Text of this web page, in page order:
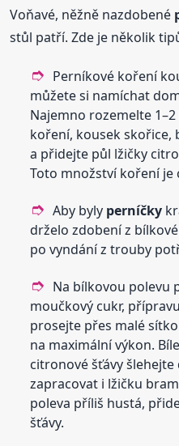
Voňavé, něžně nazdobené
stůl patří. Zde je několik
Perníkové koření
můžete si namíchat
Najemno rozemelte
koření, kousek skořice,
a přidejte půl lžičky
Toto množství koření je
Aby byly perníčky
drželo zdobení z
po vyndání z trouby
Na bílkovou polevu
moučkový cukr,
prosejte přes malé
na maximální výkon.
citronové šťávy
zapracovat i lžičku
poleva příliš hustá,
šťávy.